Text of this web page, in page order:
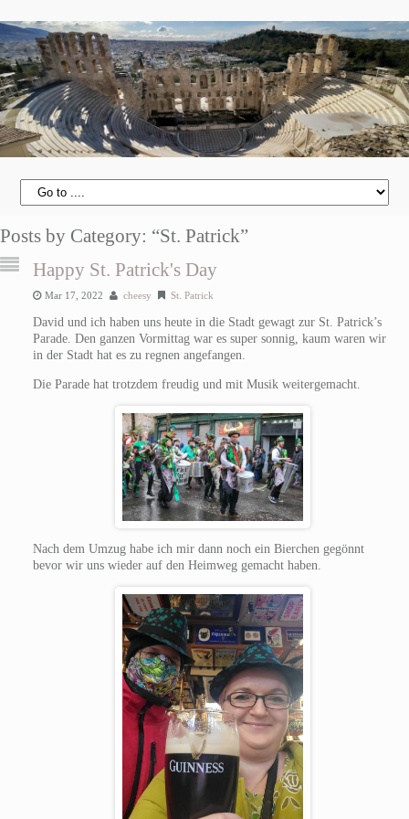
Posts by Category: “St. Patrick”
Happy St. Patrick's Day
Mar 17, 2022 cheesy St. Patrick
David und ich haben uns heute in die Stadt gewagt zur St. Patrick’s
Parade. Den ganzen Vormittag war es super sonnig, kaum waren wir
in der Stadt hat es zu regnen angefangen.
Die Parade hat trotzdem freudig und mit Musik weitergemacht.
Nach dem Umzug habe ich mir dann noch ein Bierchen gegönnt
bevor wir uns wieder auf den Heimweg gemacht haben.